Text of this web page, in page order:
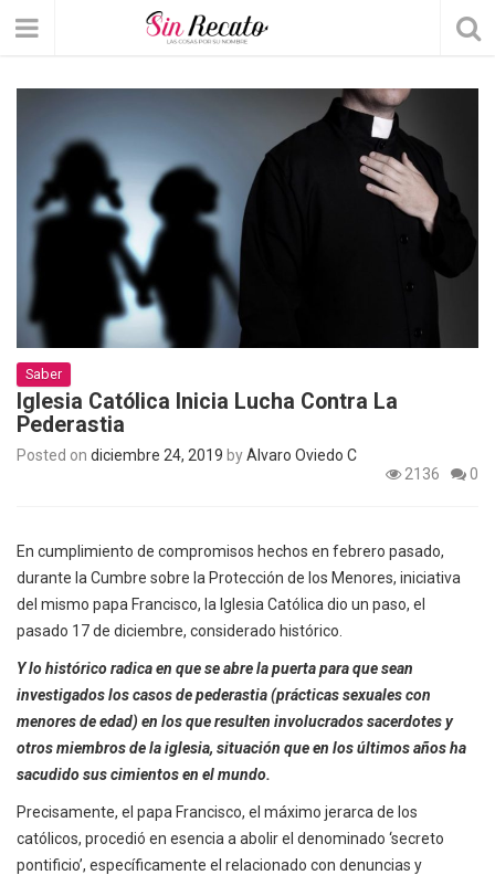
Saber
Iglesia Católica Inicia Lucha Contra La
Pederastia
Posted on diciembre 24, 2019 byÁlvaro Oviedo C
2136
0
En cumplimiento de compromisos hechos en febrero pasado,
durante la Cumbre sobre la Protección de los Menores, iniciativa
del mismo papa Francisco, la Iglesia Católica dio un paso, el
pasado 17 de diciembre, considerado histórico.
Y lo histórico radica en que se abre la puerta para que sean
investigados los casos de pederastia (prácticas sexuales con
menores de edad) en los que resulten involucrados sacerdotes y
otros miembros de la iglesia, situación que en los últimos años ha
sacudido sus cimientos en el mundo.
Precisamente, el papa Francisco, el máximo jerarca de los
católicos, procedió en esencia a abolir el denominado ‘secreto
pontificio’, específicamente el relacionado con denuncias y